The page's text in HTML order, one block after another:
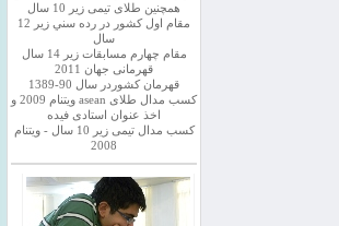
همچنین طلای تیمی زیر 10 سال
مقام اول كشور در رده سني زير 12
سال
مقام چهارم مسابقات زیر 14 سال
قهرمانی جهان 2011
قهرمان کشوردر سال 90-1389
کسب مدال طلای asean ویتنام 2009 و
اخذ عنوان استادی فیده
کسب مدال تیمی زیر 10 سال - ویتنام
2008